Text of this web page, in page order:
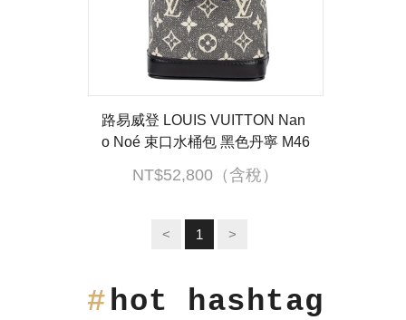
路易威登 LOUIS VUITTON Nan
o Noé 束口水桶包 黑色丹寧 M46
449 黑白原花帆布NANO NOE
背帶2/(晶片消磁)
NT$52,800（含稅）
< 1 >
hot hashtag